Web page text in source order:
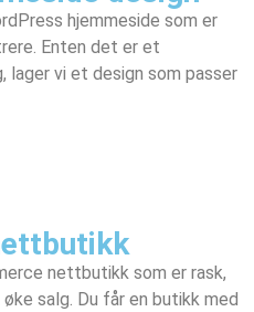
hjemmeside som er
Enten det er et
vi et design som passer
nettbutikk som er rask,
salg. Du får en butikk med